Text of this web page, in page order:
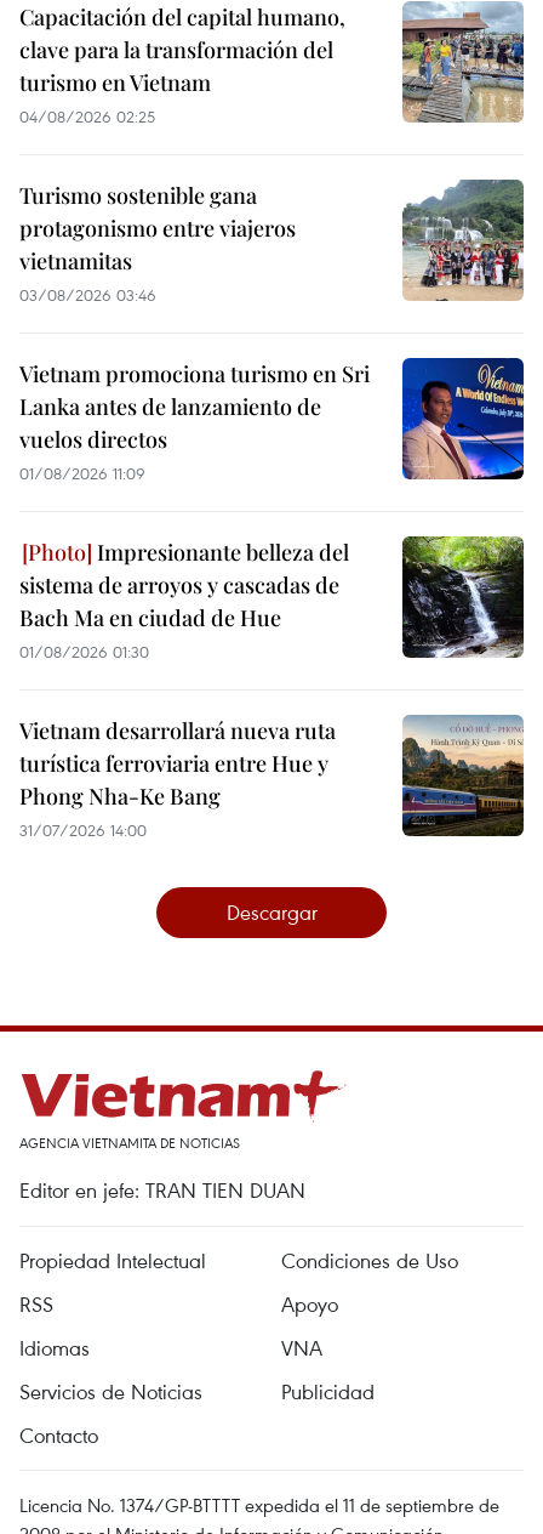
Capacitación del capital humano,
clave para la transformación del
turismo en Vietnam
04/08/2026 02:25
Turismo sostenible gana
protagonismo entre viajeros
vietnamitas
03/08/2026 03:46
Vietnam promociona turismo en Sri
Lanka antes de lanzamiento de
vuelos directos
01/08/2026 11:09
Impresionante belleza del
sistema de arroyos y cascadas de
Bach Ma en ciudad de Hue
01/08/2026 01:30
Vietnam desarrollará nueva ruta
turística ferroviaria entre Hue y
Phong Nha-Ke Bang
31/07/2026 14:00
Descargar
AGENCIA VIETNAMITA DE NOTICIAS
Editor en jefe: TRAN TIEN DUAN
Propiedad Intelectual
Condiciones de Uso
RSS
Apoyo
Idiomas
VNA
Servicios de Noticias
Publicidad
Contacto
Licencia No. 1374/GP-BTTTT expedida el 11 de septiembre de